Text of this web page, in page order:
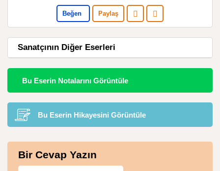
Beğen Paylaş
Sanatçının Diğer Eserleri
Bu Eserin Notalarını Görüntüle
Bu Eserin Hikayesini Görüntüle
Bir Cevap Yazın